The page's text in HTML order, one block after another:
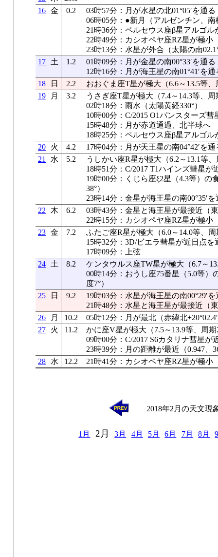
16 金 0.2
03時57分：月が水星の北01°05′を通る
06時05分：●新月（アルゼンチン、
21時36分：ペルセウス座β星アルゴル
22時49分：カシオペヤ座RZ星が極小
23時13分：水星が外合（太陽の南
17
土 1.2
01時09分：月が金星の南00°33′を通る
12時16分：月が海王星の南01°41′を通
18
日 2.2
おおぐま座T星が極大（6.6～13.5等、
19
月 3.2
うさぎ座T星が極大（7.4～14.3等、周
02時18分：雨水（太陽黄経330°）
10時00分：C/2015 O1パンスターズ
15時48分：月が赤道通過、北半球へ
18時25分：ペルセウス座β星アルゴル
20
火 4.2
17時04分：月が天王星の南04°42′を通
21
水 5.2
うしかい座R星が極大（6.2～13.1等
18時51分：C/2017 T1ハインズ彗星が
19時00分：くじら座ξ2星（4.3等）
38°）
23時14分：金星が海王星の南00°35′を
22
木 6.2
03時43分：金星と海王星が最接近（東
22時15分：カシオペヤ座RZ星が極小
23 金 7.2
ふたご座R星が極大（6.0～14.0等、周
15時32分：3D/ビエラ彗星が近日点を
17時09分：上弦
24
土 8.2
ケンタウルス座TW星が極大（6.7～
00時14分：おうし座75番星（5.0等
度7°）
25
日 9.2
19時03分：水星が海王星の南00°29′を
21時48分：水星と海王星が最接近（東
26
月 10.2
05時12分：月が最北（赤緯北
27
火 11.2
かに座V星が極大（7.5～13.9等、周期
09時00分：C/2017 S6カタリナ彗星が
23時39分：月の距離が最近（0.947、
28
水 12.2 21時41分：カシオペヤ座RZ星が極小
2018年2月の天文現
1月 2月 3月 4月 5月 6月 7月 8月